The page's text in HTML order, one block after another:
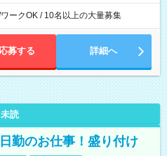
ークOK / 10名以上の大量募集
応募する 詳細へ
未読
勤のお仕事！盛り付け